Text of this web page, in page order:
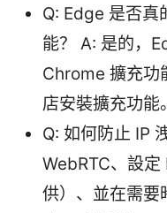
Q: Edge 是否真
能？ A: 是的，
Chrome 擴充功
店安裝擴充功能。
Q: 如何防止 IP
WebRTC、設
供）、並在需要